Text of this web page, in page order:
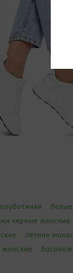
черные женские
летние
женские